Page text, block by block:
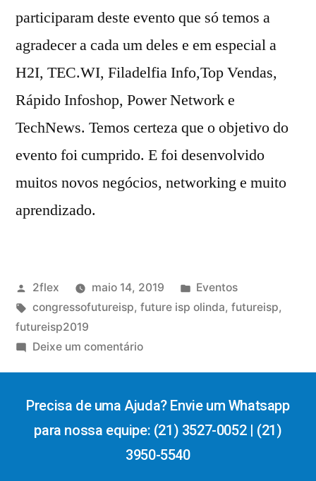
participaram deste evento que só temos a
agradecer a cada um deles e em especial a
H2I, TEC.WI, Filadelfia Info,Top Vendas,
Rápido Infoshop, Power Network e
TechNews. Temos certeza que o objetivo do
evento foi cumprido. E foi desenvolvido
muitos novos negócios, networking e muito
aprendizado.
2flex maio 14, 2019
Eventos
congressofutureisp, future isp olinda, futureisp,
futureisp2019
Deixe um comentário
Precisa de uma Ajuda? Envie um Whatsapp
para nossa equipe: (21) 3527-0052 | (21)
3950-5540